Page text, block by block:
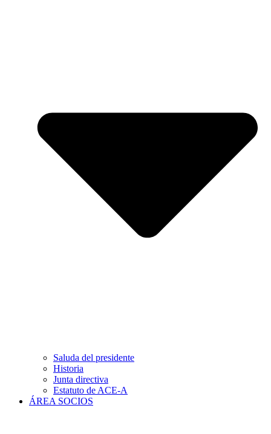
Saluda del presidente
Historia
Junta directiva
Estatuto de ACE-A
ÁREA SOCIOS